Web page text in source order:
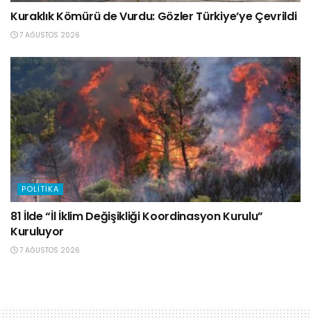
Kuraklık Kömürü de Vurdu: Gözler Türkiye’ye Çevrildi
7 AĞUSTOS 2026
POLITIKA
81 İlde “İl İklim Değişikliği Koordinasyon Kurulu”
Kuruluyor
7 AĞUSTOS 2026